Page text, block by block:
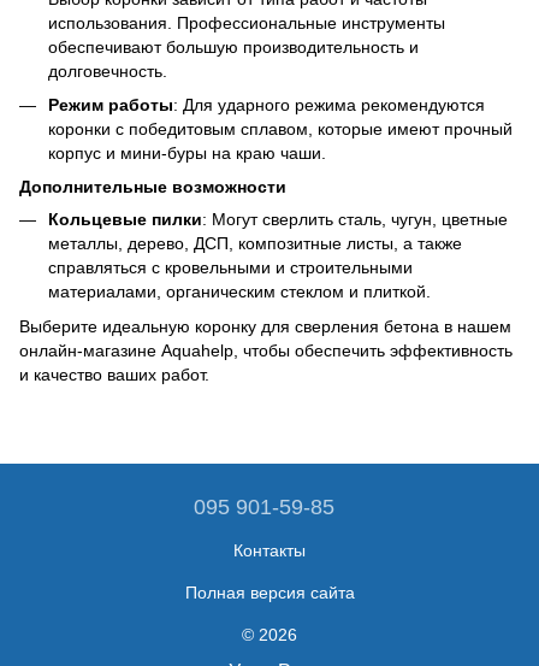
использования. Профессиональные инструменты
обеспечивают большую производительность и
долговечность.
Режим работы: Для ударного режима рекомендуются
коронки с победитовым сплавом, которые имеют прочный
корпус и мини-буры на краю чаши.
Дополнительные возможности
Кольцевые пилки: Могут сверлить сталь, чугун, цветные
металлы, дерево, ДСП, композитные листы, а также
справляться с кровельными и строительными
материалами, органическим стеклом и плиткой.
Выберите идеальную коронку для сверления бетона в нашем
онлайн-магазине Aquahelp, чтобы обеспечить эффективность
и качество ваших работ.
095 901-59-85
Контакты
Полная версия сайта
© 2026